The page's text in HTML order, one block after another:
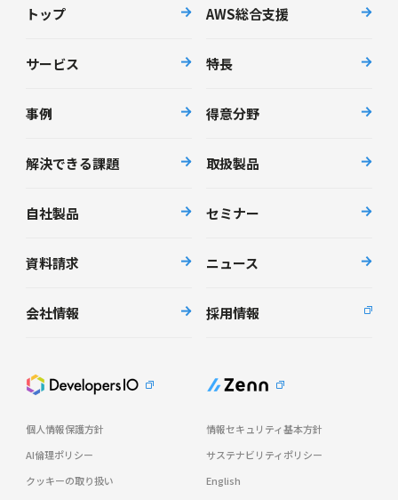
トップ AWS総合支援
サービス 特長
事例 得意分野
解決できる課題 取扱製品
自社製品 セミナー
資料請求 ニュース
会社情報 採用情報
個人情報保護方針
情報セキュリティ基本方針
AI倫理ポリシー
サステナビリティポリシー
クッキーの取り扱い
English